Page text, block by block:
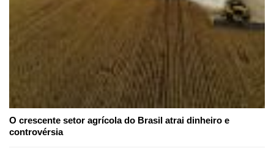
O crescente setor agrícola do Brasil atrai dinheiro e
controvérsia